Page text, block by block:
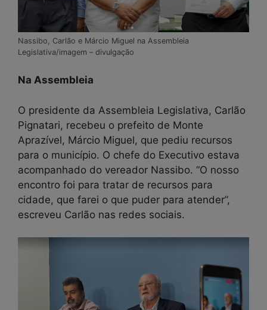
Nassibo, Carlão e Márcio Miguel na Assembleia
Legislativa/imagem – divulgação
Na Assembleia
O presidente da Assembleia Legislativa, Carlão
Pignatari, recebeu o prefeito de Monte
Aprazível, Márcio Miguel, que pediu recursos
para o município. O chefe do Executivo estava
acompanhado do vereador Nassibo. “O nosso
encontro foi para tratar de recursos para
cidade, que farei o que puder para atender”,
escreveu Carlão nas redes sociais.